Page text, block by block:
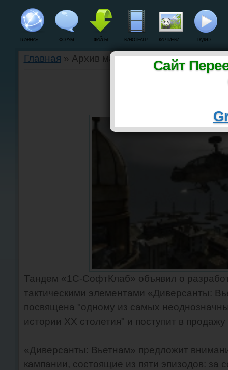
ГЛАВНАЯ ФОРУМ ФАЙЛЫ КИНОТЕАТР КАРТИНКИ РАДИО
Сайт
Главная » Архив материалов
Тандем «1С-СофтКлаб» объявил о
тактическими элементами «Диверсанты:
посвящена "одному из самых
истории XX столетия" и поступит в
«Диверсанты: Вьетнам» предложит
кампании, состоящие из пяти эпизодов: за